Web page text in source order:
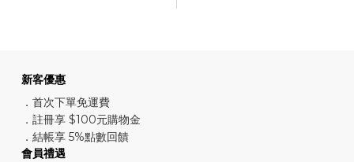
新客優惠
．首次下單免運費
．註冊享 $100元購物金
．結帳享 5%點數回饋
會員禮遇